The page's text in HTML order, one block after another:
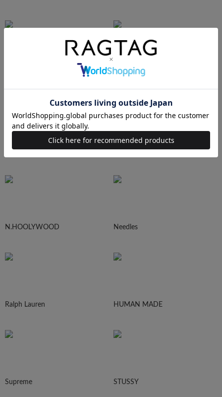
Maison MIHARA YASUHIRO
sacai UNDERCOVER
N.HOOLYWOOD Needles
Ralph Lauren HUMAN MADE
Supreme STUSSY